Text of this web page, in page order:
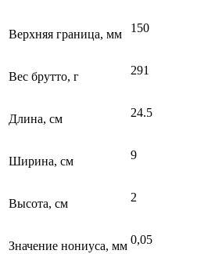
Верхняя граница, мм 150
Вес брутто, г 291
Длина, см 24.5
Ширина, см 9
Высота, см 2
Значение нониуса, мм 0,05